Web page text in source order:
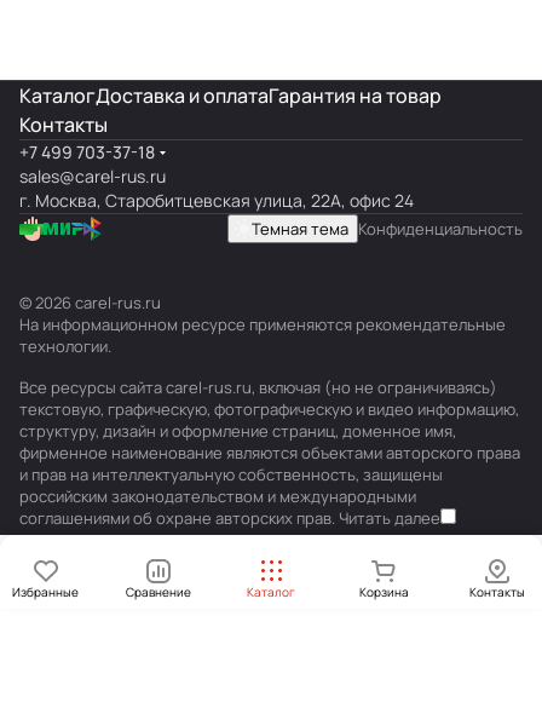
Избранные Сравнение Каталог Корзина Контакты
КаталогДоставка и оплатаГарантия на товар
Контакты
+7 499 703-37-18
sales@carel-rus.ru
г. Москва, Старобитцевская улица, 22А, офис 24
Темная тема Конфиденциальность
© 2026 carel-rus.ru
На информационном ресурсе применяются рекомендательные
технологии.
Все ресурсы сайта carel-rus.ru, включая (но не ограничиваясь)
текстовую, графическую, фотографическую и видео информацию,
структуру, дизайн и оформление страниц, доменное имя,
фирменное наименование являются объектами авторского права
и прав на интеллектуальную собственность, защищены
российским законодательством и международными
соглашениями об охране авторских прав. Читать далее